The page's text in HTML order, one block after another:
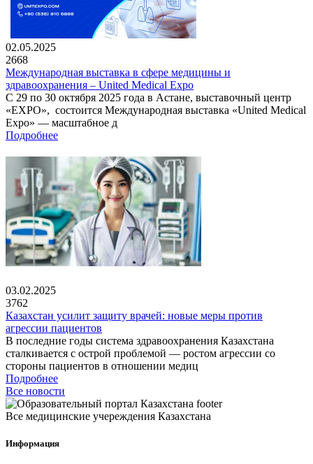
02.05.2025
2668
Международная выставка в сфере медицины и
здравоохранения – United Medical Expo
С 29 по 30 октября 2025 года в Астане, выставочный центр
«EXPO», состоится Международная выставка «United Medical
Expo» — масштабное д
Подробнее
03.02.2025
3762
Казахстан усилит защиту врачей: новые меры против
агрессии пациентов
В последние годы система здравоохранения Казахстана
сталкивается с острой проблемой — ростом агрессии со
стороны пациентов в отношении медиц
Подробнее
Все новости
Все медицинские учереждения Казахстана
Информация